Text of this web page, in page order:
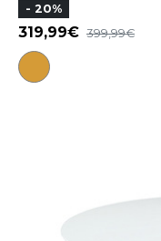
- 20%
319,99 399,99